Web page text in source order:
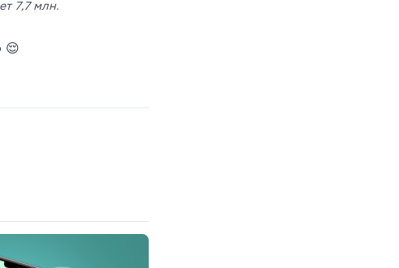
7,7 млн.
😌